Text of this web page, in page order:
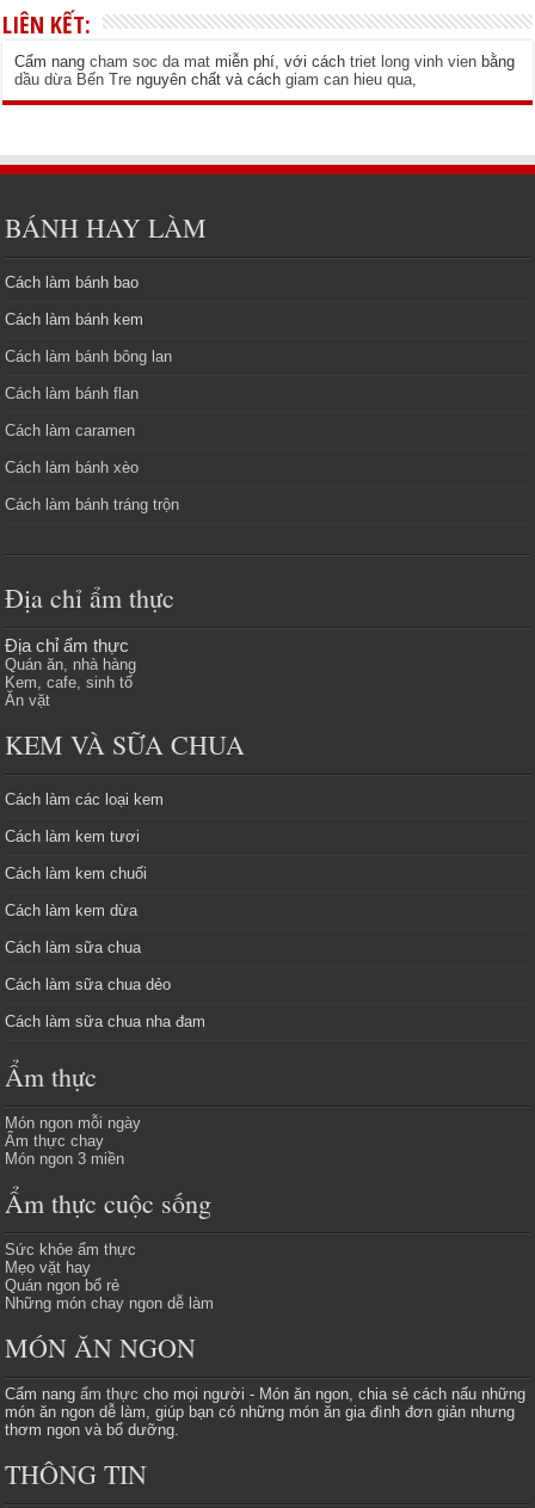
LIÊN KẾT:
Cẩm nangcham soc da mat miễn phí, với cáchtriet long vinh vien bằng
dầu dừa Bến Tre nguyên chất và cáchgiam can hieu qua,
BÁNH HAY LÀM
Cách làm bánh bao
Cách làm bánh kem
Cách làm bánh bông lan
Cách làm bánh flan
Cách làm caramen
Cách làm bánh xèo
Cách làm bánh tráng trộn
Địa chỉ ẩm thực
Địa chỉ ẩm thực
Quán ăn, nhà hàng
Kem, cafe, sinh tố
Ăn vặt
KEM VÀ SỮA CHUA
Cách làm các loại kem
Cách làm kem tươi
Cách làm kem chuối
Cách làm kem dừa
Cách làm sữa chua
Cách làm sữa chua dẻo
Cách làm sữa chua nha đam
Ẩm thực
Món ngon mỗi ngày
Ẩm thực chay
Món ngon 3 miền
Ẩm thực cuộc sống
Sức khỏe ẩm thực
Mẹo vặt hay
Quán ngon bổ rẻ
Những món chay ngon dễ làm
MÓN ĂN NGON
Cẩm nangẩm thực cho mọi người - Món ăn ngon, chia sẻ cách nấu những
món ăn ngon dễ làm, giúp bạn có những món ăn gia đình đơn giản nhưng
thơm ngon và bổ dưỡng.
THÔNG TIN